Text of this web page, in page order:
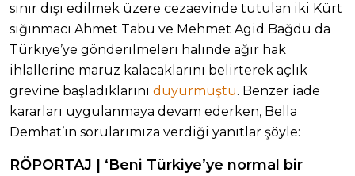
sınır dışı edilmek üzere cezaevinde tutulan iki Kürt
sığınmacı Ahmet Tabu ve Mehmet Agid Bağdu da
Türkiye’ye gönderilmeleri halinde ağır hak
ihlallerine maruz kalacaklarını belirterek açlık
grevine başladıklarını duyurmuştu. Benzer iade
kararları uygulanmaya devam ederken, Bella
Demhat’ın sorularımıza verdiği yanıtlar şöyle:
RÖPORTAJ | ‘Beni Türkiye’ye normal bir